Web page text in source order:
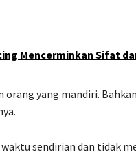
Mencerminkan Sifat
orang yang mandiri.
sendirian dan tidak